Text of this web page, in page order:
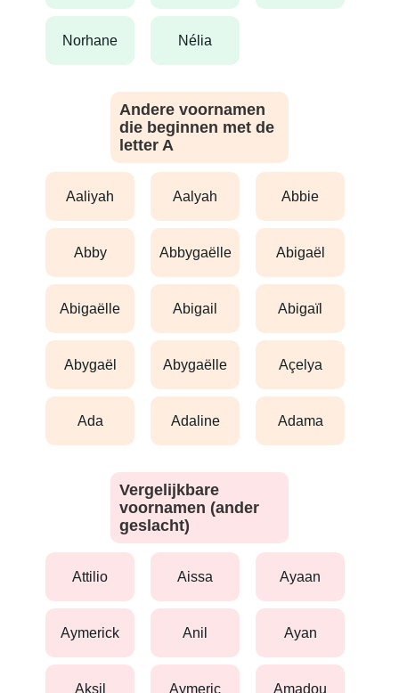
norhane nélia
Andere voornamen
die beginnen met de
letter A
aaliyah aalyah abbie
abby abbygaëlle abigaël
abigaëlle abigail abigaïl
abygaël abygaëlle açelya
ada adaline adama
Vergelijkbare
voornamen (ander
geslacht)
attilio aissa ayaan
aymerick anil ayan
aksil aymeric amadou